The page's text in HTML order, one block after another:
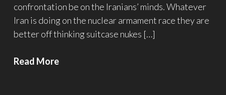
confrontation be on the Iranians’ minds. Whatever
Iran is doing on the nuclear armament race they are
better off thinking suitcase nukes […]
Read MoreTwists